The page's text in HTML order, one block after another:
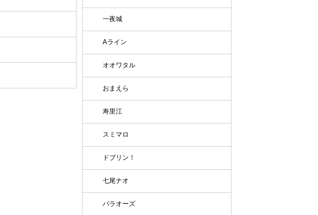
一夜城
Aライン
オオワタル
おまえら
寿里江
スミマロ
ドブリン！
七尾ナオ
パラオーズ